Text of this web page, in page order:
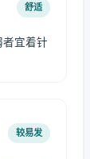
舒适
宜着针
较易发